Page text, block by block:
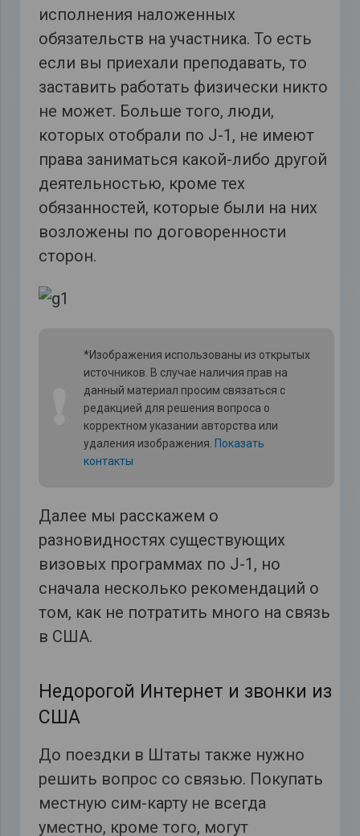
исполнения наложенных
обязательств на участника. То есть
если вы приехали преподавать, то
заставить работать физически никто
не может. Больше того, люди,
которых отобрали по J-1, не имеют
права заниматься какой-либо другой
деятельностью, кроме тех
обязанностей, которые были на них
возложены по договоренности
сторон.
*Изображения использованы из открытых
источников. В случае наличия прав на
данный материал просим связаться с
редакцией для решения вопроса о
корректном указании авторства или
удаления изображения. Показать
контакты
Далее мы расскажем о
разновидностях существующих
визовых программах по J-1, но
сначала несколько рекомендаций о
том, как не потратить много на связь
в США.
Недорогой Интернет и звонки из
США
До поездки в Штаты также нужно
решить вопрос со связью. Покупать
местную сим-карту не всегда
уместно, кроме того, могут